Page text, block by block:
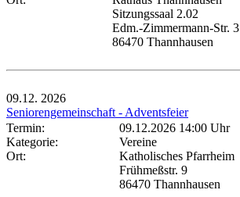
Sitzungssaal 2.02
Edm.-Zimmermann-Str. 3
86470 Thannhausen
09.12. 2026
Seniorengemeinschaft - Adventsfeier
Termin:
09.12.2026 14:00 Uhr
Kategorie:
Vereine
Ort:
Katholisches Pfarrheim
Frühmeßstr. 9
86470 Thannhausen